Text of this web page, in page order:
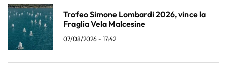
Trofeo Simone Lombardi 2026, vince la
Fraglia Vela Malcesine
07/08/2026 - 17:42